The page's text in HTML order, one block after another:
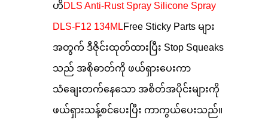
ဟိDLS Anti-Rust Spray Silicone Spray
DLS-F12 134MLFree Sticky Parts များ
အတွက် ဒီဇိုင်းထုတ်ထားပြီး Stop Squeaks
သည် အစိုဓာတ်ကို ဖယ်ရှားပေးကာ
သံချေးတက်နေသော အစိတ်အပိုင်းများကို
ဖယ်ရှားသန့်စင်ပေးပြီး ကာကွယ်ပေးသည်။